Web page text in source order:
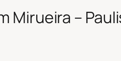
Mirueira –